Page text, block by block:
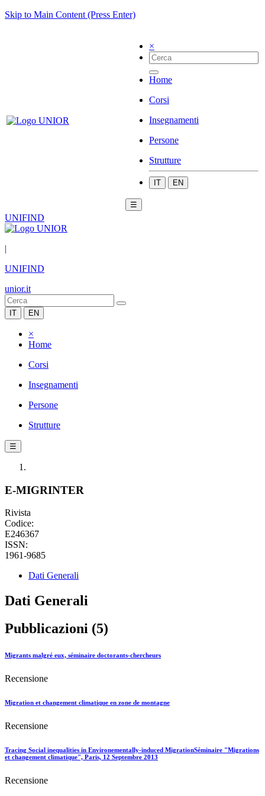
Skip to Main Content (Press Enter)
×
Home
Corsi
Insegnamenti
Persone
Strutture
IT EN
☰
UNIFIND
|
UNIFIND
unior.it
IT EN
×
Home
Corsi
Insegnamenti
Persone
Strutture
☰
E-MIGRINTER
Rivista
Codice:
E246367
ISSN:
1961-9685
Dati Generali
Dati Generali
Pubblicazioni (5)
Migrants malgré eux, séminaire doctorants-chercheurs
Recensione
Migration et changement climatique en zone de montagne
Recensione
Tracing Social inequalities in Environementally-induced MigrationSéminaire "Migrations
et changement climatique", Paris, 12 Septembre 2013
Recensione